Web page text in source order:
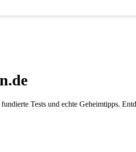
Tests und echte Geheimtipps.